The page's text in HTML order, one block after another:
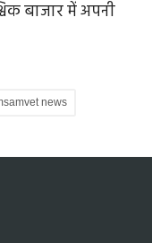
बाजार में अपनी
news